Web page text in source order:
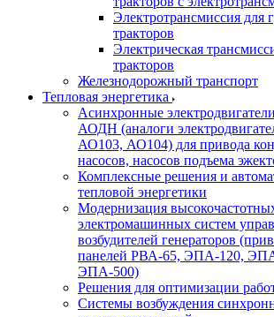
Электротрансмиссия для
тракторов
Электрическая
тракторов
Железнодорожный транспорт
Тепловая энергетика
Асинхронные
АОДН (аналоги
АО103, АО104) для привода
насосов, насосов подъема
Комплексные решения и
тепловой энергетики
Модернизация
электромашинных систем
возбудителей генераторов
панелей РВА-65, ЭПА-120,
ЭПА-500)
Решения для оптимизации
Системы возбуждения